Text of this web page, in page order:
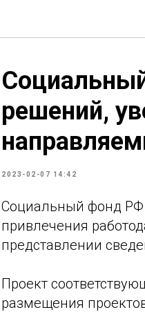
решений,
2023-02-07 14:42
Социальный фонд
привлечения
представлении
Проект
размещения